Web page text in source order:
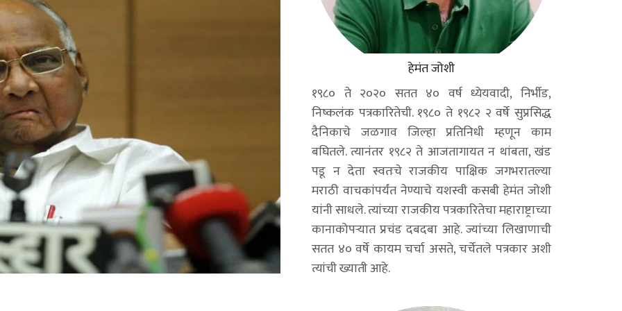
हेमंत जोशी
१९८० ते २०२० सतत ४० वर्ष ध्येयवादी, निर्भीड,
निष्कलंक पत्रकारितेची. १९८० ते १९८२ २ वर्षे सुप्रसिद्ध
दैनिकाचे जळगाव जिल्हा प्रतिनिधी म्हणून काम
बघितले. त्यानंतर १९८२ ते आजतागायत न थांबता, खंड
पडू न देता स्वतःचे राजकीय पाक्षिक जगभरातल्या
मराठी वाचकांपर्यंत नेण्याचे यशस्वी कसबी हेमंत जोशी
यांनी साधले. त्यांच्या राजकीय पत्रकारितेचा महाराष्ट्राच्या
कानाकोपऱ्यात प्रचंड दबदबा आहे. ज्यांच्या लिखाणाची
सतत ४० वर्षे कायम चर्चा असते, चर्चेतले पत्रकार अशी
त्यांची ख्याती आहे.